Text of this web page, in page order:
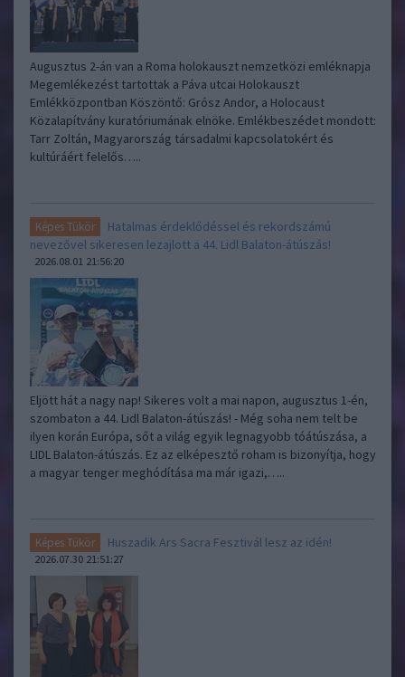
Augusztus 2-án van a Roma holokauszt nemzetközi emléknapja
Megemlékezést tartottak a Páva utcai Holokauszt
Emlékközpontban Köszöntő: Grósz Andor, a Holocaust
Közalapítvány kuratóriumának elnöke. Emlékbeszédet mondott:
Tarr Zoltán, Magyarország társadalmi kapcsolatokért és
kultúráért felelős…..
Képes Tükör
Hatalmas érdeklődéssel és rekordszámú
nevezővel sikeresen lezajlott a 44. Lidl Balaton-átúszás!
2026.08.01 21:56:20
Eljött hát a nagy nap! Sikeres volt a mai napon, augusztus 1-én,
szombaton a 44. Lidl Balaton-átúszás! - Még soha nem telt be
ilyen korán Európa, sőt a világ egyik legnagyobb tóátúszása, a
LIDL Balaton-átúszás. Ez az elképesztő roham is bizonyítja, hogy
a magyar tenger meghódítása ma már igazi,…..
Képes Tükör Huszadik Ars Sacra Fesztivál lesz az idén!
2026.07.30 21:51:27